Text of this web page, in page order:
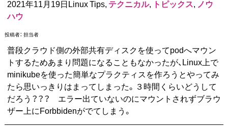
2021年11月19日Linux Tips, テクニカル, トピックス, ノウ
ハウ
投稿者： 担当者
普段クラウド側の外部共有ディスクを使ってpodへマウン
トするためあまり問題になることもなかったが、Linux上で
minikubeを使った簡単なプラクティスを作ろうとやってみ
たら思いっきりはまってしまった。３時間くらいどうして
だろう？？？ エラー出ていないのにマウントされずブラウ
ザー上にForbbidenがでてしまう。